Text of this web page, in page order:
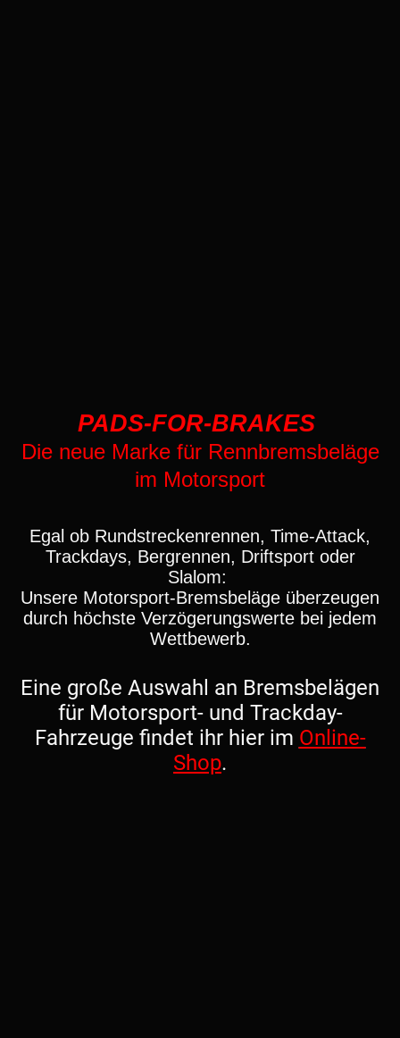
PADS-FOR-BRAKES
Die neue Marke für Rennbremsbeläge
im Motorsport
Egal ob Rundstreckenrennen, Time-Attack,
Trackdays, Bergrennen, Driftsport oder
Slalom:
Unsere Motorsport-Bremsbeläge überzeugen
durch höchste Verzögerungswerte bei jedem
Wettbewerb.
Eine große Auswahl an Bremsbelägen
für Motorsport- und Trackday-
Fahrzeuge findet ihr hier im Online-
Shop.